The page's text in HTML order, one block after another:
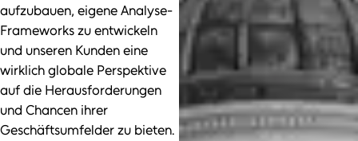
aufzubauen, eigene Analyse-
Frameworks zu entwickeln
und unseren Kunden eine
wirklich globale Perspektive
auf die Herausforderungen
und Chancen ihrer
Geschäftsumfelder zu bieten.